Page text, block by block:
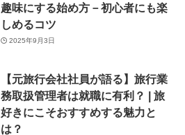
趣味にする始め方－初心者にも楽
しめるコツ
2025年9月3日
【元旅行会社社員が語る】旅行業
務取扱管理者は就職に有利？ | 旅
好きにこそおすすめする魅力と
は？